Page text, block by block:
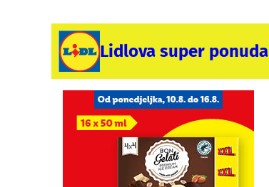
Lidlova super ponuda